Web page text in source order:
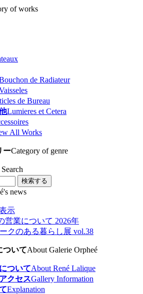
of works
de Radiateur
de Bureau
Lumieres et Cetera
All Works
ーCategory of genre
検索する
news
示
営業について 2026年
クのある暮らし展 vol.38
ついてAbout Galerie Orpheé
ついてAbout René Lalique
クセスGallery Information
Explanation